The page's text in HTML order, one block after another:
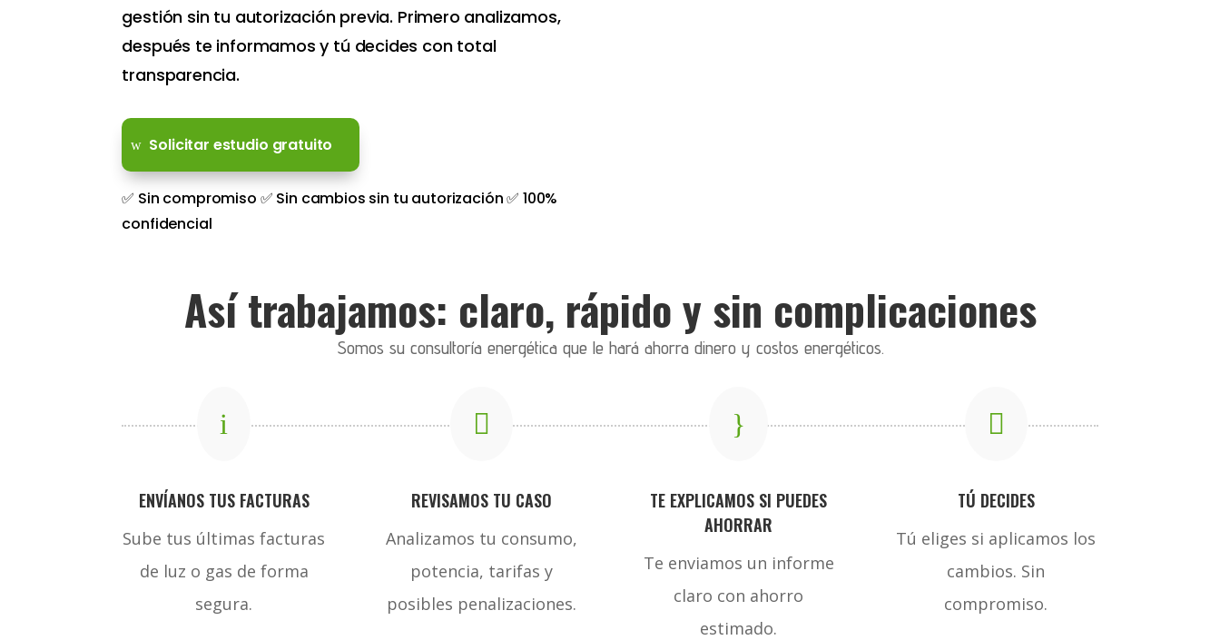
gestión sin tu autorización previa. Primero analizamos,
después te informamos y tú decides con total
transparencia.
Solicitar estudio gratuito
✅ Sin compromiso ✅ Sin cambios sin tu autorización ✅ 100%
confidencial
Así trabajamos: claro, rápido y sin complicaciones
Somos su consultoría energética que le hará ahorra dinero y costos energéticos.
i
ENVÍANOS TUS FACTURAS
Sube tus últimas facturas
de luz o gas de forma
segura.

REVISAMOS TU CASO
Analizamos tu consumo,
potencia, tarifas y
posibles penalizaciones.
}
TE EXPLICAMOS SI PUEDES
AHORRAR
Te enviamos un informe
claro con ahorro
estimado.

TÚ DECIDES
Tú eliges si aplicamos los
cambios. Sin
compromiso.